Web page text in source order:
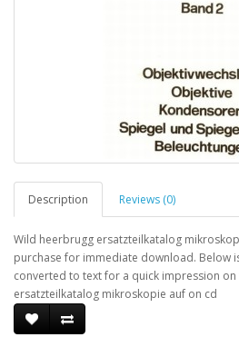
Description Reviews (0)
Wild heerbrugg ersatzteilkatalog
purchase for immediate download. Below
converted to text for a quick impression
ersatzteilkatalog mikroskopie auf on cd